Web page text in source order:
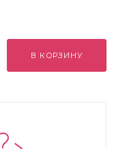
В КОРЗИНУ